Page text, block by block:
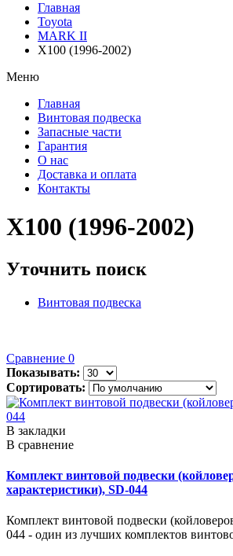
Главная
Toyota
MARK II
X100 (1996-2002)
Меню
Главная
Винтовая подвеска
Запасные части
Гарантия
О нас
Доставка и оплата
Контакты
X100 (1996-2002)
Уточнить поиск
Винтовая подвеска
Сравнение 0
Показывать:
Сортировать:
В закладки
В сравнение
Комплект винтовой подвески
характеристики), SD-044
Комплект винтовой подвески
044 - один из лучших комплектов